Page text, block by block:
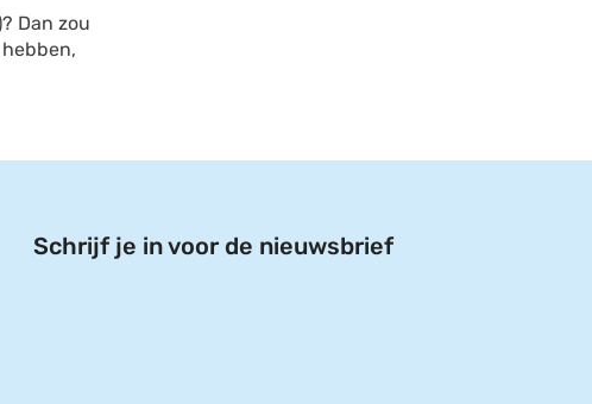
Dan zou
Schrijf je in voor de nieuwsbrief